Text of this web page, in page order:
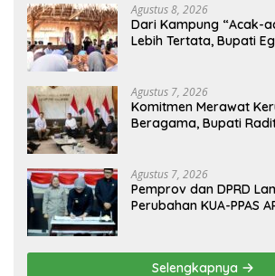
Agustus 8, 2026
Dari Kampung “Acak-
Lebih Tertata, Bupati
Agustus 7, 2026
Komitmen Merawat
Beragama, Bupati
Agustus 7, 2026
Pemprov dan DPRD
Perubahan KUA-PPAS
Selengkapnya